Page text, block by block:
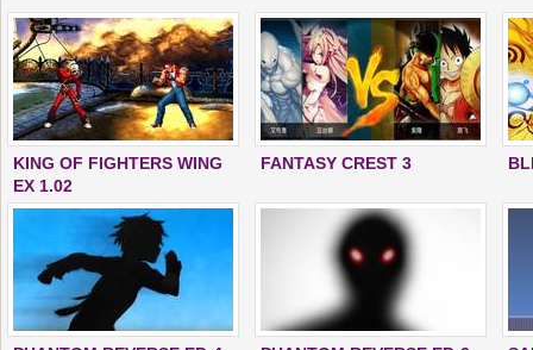
KING OF FIGHTERS WING
EX 1.02
FANTASY CREST 3